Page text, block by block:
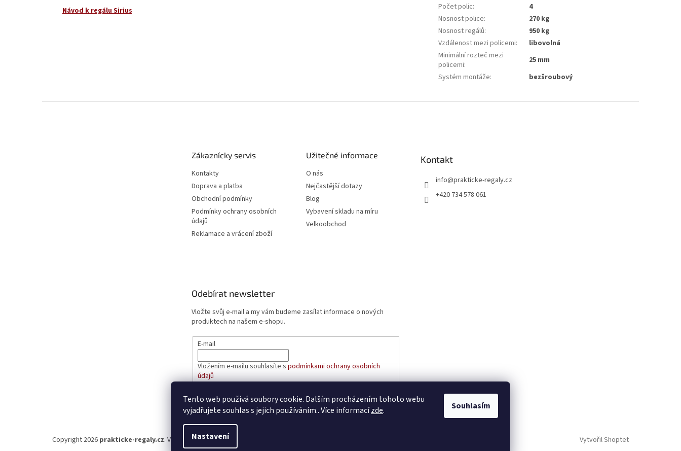
Tento web používá soubory cookie. Dalším procházením tohoto webu
vyjadřujete souhlas s jejich používáním.. Více informacízde.
Nastavení
Souhlasím
Návod k regálu Sirius
Počet polic:
4
Nosnost police:
270 kg
Nosnost regálů:
950 kg
Vzdálenost mezi policemi:
libovolná
Minimální rozteč mezi
policemi:
25 mm
Systém montáže: bezšroubový
Zákaznícky servis
Kontakty
Doprava a platba
Obchodní podmínky
Podmínky ochrany osobních
údajů
Reklamace a vrácení zboží
Užitečné informace
O nás
Nejčastější dotazy
Blog
Vybavení skladu na míru
Velkoobchod
Kontakt
info@prakticke-regaly.cz
+420 734 578 061
Odebírat newsletter
Vložte svůj e-mail a my vám budeme zasílat informace o nových
produktech na našem e-shopu.
E-mail
Vložením e-mailu souhlasíte s podmínkami ochrany osobních
údajů
PŘIHLÁSIT SE
Vytvořil Shoptet
Copyright 2026 prakticke-regaly.cz. Všechna práva vyhrazena.